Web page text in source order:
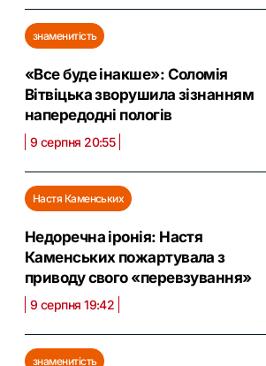
знаменитість
«Все буде інакше»: Соломія
Вітвіцька зворушила зізнанням
напередодні пологів
9 серпня 20:55
Настя Каменських
Недоречна іронія: Настя
Каменських пожартувала з
приводу свого «перевзування»
9 серпня 19:42
знаменитість